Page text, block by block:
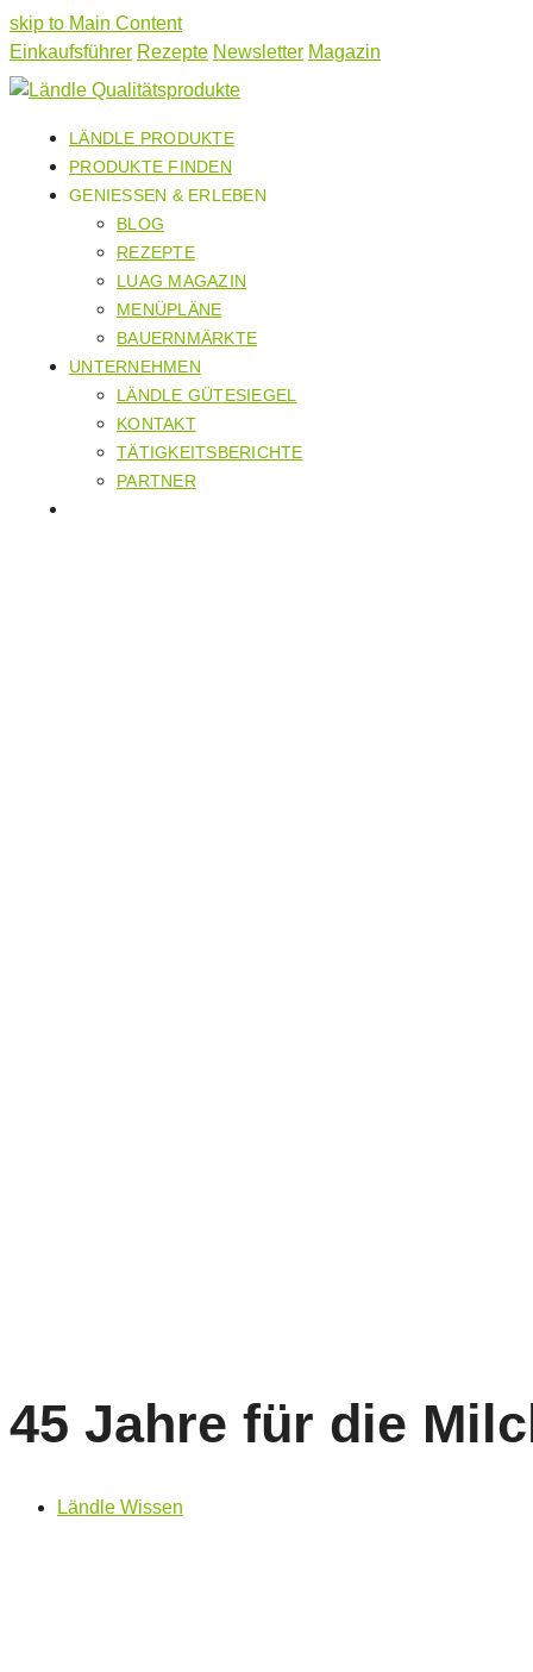
skip to Main Content
Einkaufsführer Rezepte Newsletter Magazin
LÄNDLE PRODUKTE
PRODUKTE FINDEN
GENIESSEN & ERLEBEN
BLOG
REZEPTE
LUAG MAGAZIN
MENÜPLÄNE
BAUERNMÄRKTE
UNTERNEHMEN
LÄNDLE GÜTESIEGEL
KONTAKT
TÄTIGKEITSBERICHTE
PARTNER
45 Jahre für die
Ländle Wissen